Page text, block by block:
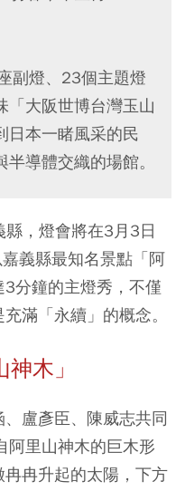
副燈、23個主題燈
「大阪世博台灣玉山
日本一睹風采的民
導體交織的場館。
，燈會將在3月3日
義縣最知名景點「阿
分鐘的主燈秀，不僅
滿「永續」的概念。
木」
盧彥臣、陳威志共同
阿里山神木的巨木形
冉升起的太陽，下方